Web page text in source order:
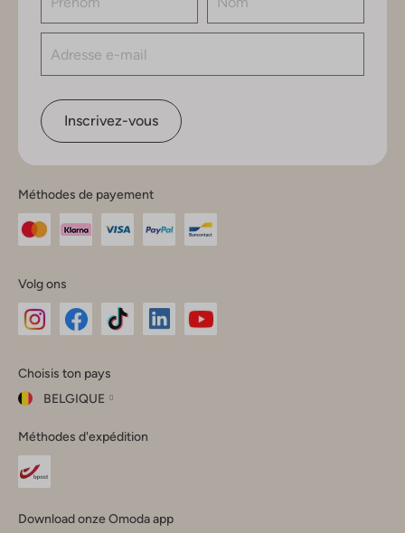
Inscrivez-vous
Méthodes de payement
Volg ons
Instagram
Facebook
TikTok
Choisis ton pays
BELGIQUE
ton
pays
Fermer
Méthodes d'expédition
Download onze Omoda app